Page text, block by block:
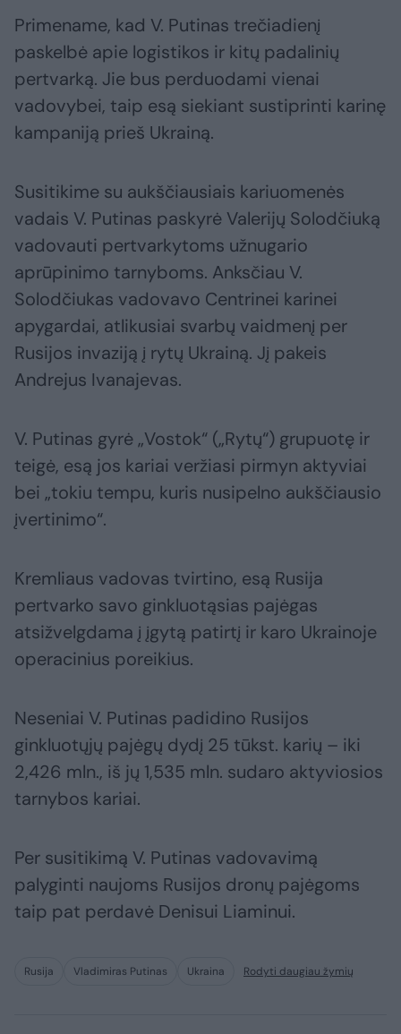
Primename, kad V. Putinas trečiadienį
paskelbė apie logistikos ir kitų padalinių
pertvarką. Jie bus perduodami vienai
vadovybei, taip esą siekiant sustiprinti karinę
kampaniją prieš Ukrainą.
Susitikime su aukščiausiais kariuomenės
vadais V. Putinas paskyrė Valerijų Solodčiuką
vadovauti pertvarkytoms užnugario
aprūpinimo tarnyboms. Anksčiau V.
Solodčiukas vadovavo Centrinei karinei
apygardai, atlikusiai svarbų vaidmenį per
Rusijos invaziją į rytų Ukrainą. Jį pakeis
Andrejus Ivanajevas.
V. Putinas gyrė „Vostok“ („Rytų“) grupuotę ir
teigė, esą jos kariai veržiasi pirmyn aktyviai
bei „tokiu tempu, kuris nusipelno aukščiausio
įvertinimo“.
Kremliaus vadovas tvirtino, esą Rusija
pertvarko savo ginkluotąsias pajėgas
atsižvelgdama į įgytą patirtį ir karo Ukrainoje
operacinius poreikius.
Neseniai V. Putinas padidino Rusijos
ginkluotųjų pajėgų dydį 25 tūkst. karių – iki
2,426 mln., iš jų 1,535 mln. sudaro aktyviosios
tarnybos kariai.
Per susitikimą V. Putinas vadovavimą
palyginti naujoms Rusijos dronų pajėgoms
taip pat perdavė Denisui Liaminui.
Rusija Vladimiras Putinas Ukraina Rodyti daugiau žymių